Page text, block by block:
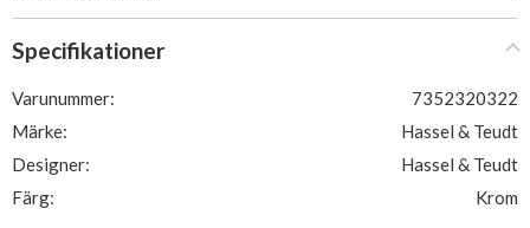
Specifikationer
Varunummer:
7352320322
Märke:
Hassel & Teudt
Designer:
Hassel & Teudt
Färg:
Krom